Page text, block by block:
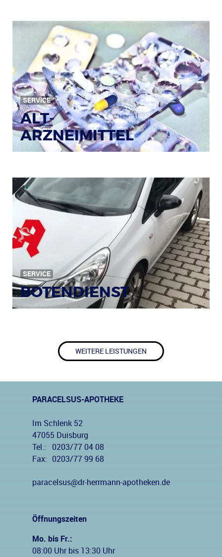
Bild: © Rainer Sturm / pixelio.de
SERVICE
ALT-
ARZNEIMITTEL
SERVICE
BOTENDIENST
WEITERE LEISTUNGEN
PARACELSUS-APOTHEKE
Im Schlenk 52
47055 Duisburg
Tel.:
0203/77 04 08
Fax:
0203/77 99 68
paracelsus@dr-herrmann-apotheken.de
Öffnungszeiten
Mo. bis Fr.:
08:00 Uhr bis 13:30 Uhr